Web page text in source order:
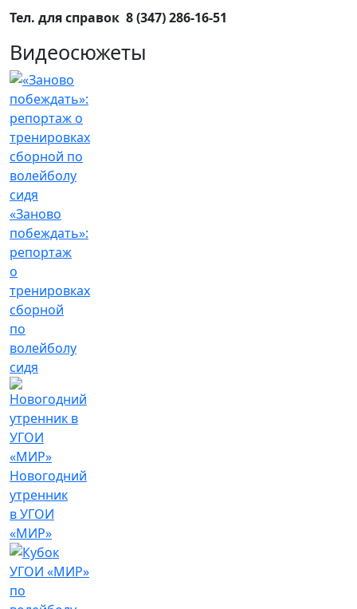
Тел. для справок 8 (347) 286-16-51
Видеосюжеты
«Заново
побеждать»:
репортаж
о
тренировках
сборной
по
волейболу
сидя
Новогодний
утренник
в УГОИ
«МИР»